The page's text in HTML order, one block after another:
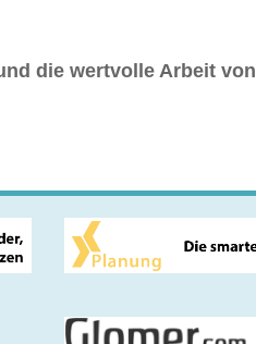
die wertvolle Arbeit von